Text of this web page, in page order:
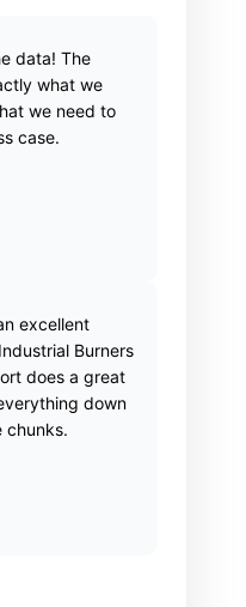
data! The
what we
we need to
case.
excellent
Burners
does a great
down
chunks.